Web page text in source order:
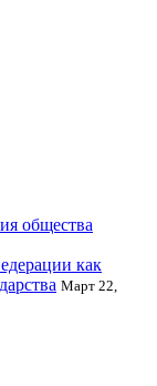
общества
как
Март 22,